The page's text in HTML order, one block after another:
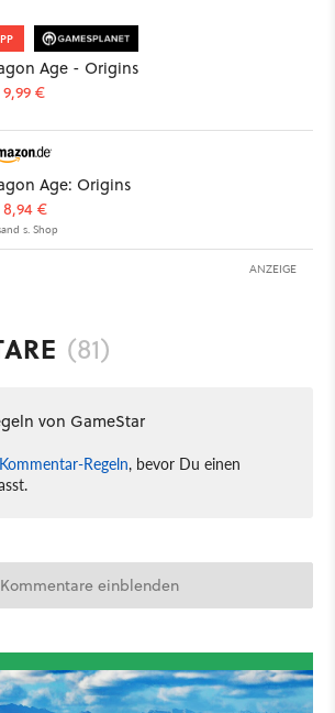
Age - Origins
€
Age: Origins
€
s. Shop
ANZEIGE
(81)
von GameStar
Kommentar-Regeln, bevor Du einen
Kommentare einblenden